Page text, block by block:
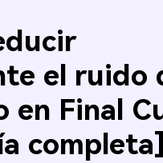
el ruido
en Final
completa]